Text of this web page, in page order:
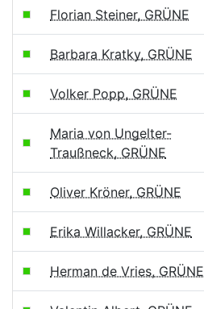
Florian Steiner, GRÜNE
Barbara Kratky, GRÜNE
Volker Popp, GRÜNE
Maria von Ungelter-
Traußneck, GRÜNE
Oliver Kröner, GRÜNE
Erika Willacker, GRÜNE
Herman de Vries, GRÜNE